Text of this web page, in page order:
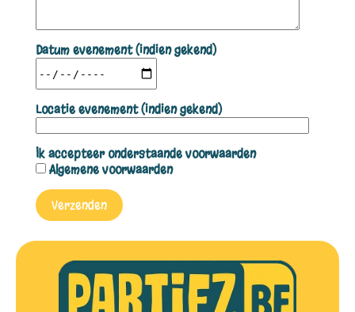
Datum evenement (indien gekend)
Locatie evenement (indien gekend)
Ik accepteer onderstaande voorwaarden
Algemene voorwaarden